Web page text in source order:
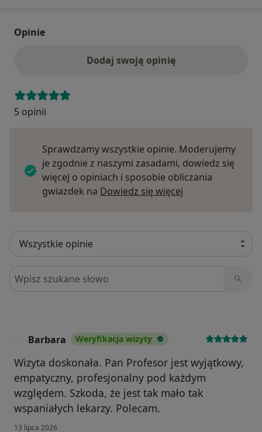
Opinie
Dodaj swoją opinię
5 opinii
Sprawdzamy wszystkie opinie. Moderujemy
je zgodnie z naszymi zasadami, dowiedz się
więcej o opiniach i sposobie obliczania
gwiazdek na Dowiedz się więcej
Szukaj w opiniach
Barbara Weryfikacja wizyty
Wizyta doskonała. Pan Profesor jest wyjątkowy,
empatyczny, profesjonalny pod każdym
względem. Szkoda, że jest tak mało tak
wspaniałych lekarzy. Polecam.
13 lipca 2026